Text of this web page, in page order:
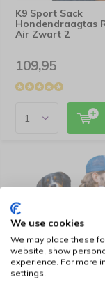
K9 Sport Sack
Hondendraagtas
Air Zwart 2
109,95
We use cookies
We may place these
website, show
experience. For more
settings.